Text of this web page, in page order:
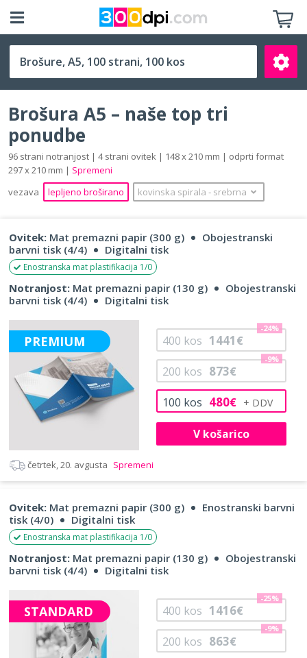
A5 (148 x 210 mm)
Išči
Brošura A5 – naše top tri
ponudbe
96 strani notranjost | 4 strani ovitek | 148 x 210 mm | odprti format
297 x 210 mm | Spremeni
vezava
lepljeno broširano kovinska spirala ‐ srebrna
Ovitek: Mat premazni papir (300 g)
Obojestranski
barvni tisk (4/4)
Digitalni tisk
Enostranska mat plastifikacija 1/0
Notranjost: Mat premazni papir (130 g)
Obojestranski
barvni tisk (4/4)
Digitalni tisk
PREMIUM
100 kos 480€
200 kos 873€
-9%
400 kos 1441€
-24%
V košarico
četrtek, 20. avgusta Spremeni
Ovitek: Mat premazni papir (300 g)
Enostranski barvni
tisk (4/0)
Digitalni tisk
Enostranska mat plastifikacija 1/0
Notranjost: Mat premazni papir (130 g)
Obojestranski
barvni tisk (4/4)
Digitalni tisk
STANDARD
200 kos 863€
-9%
400 kos 1416€
-25%